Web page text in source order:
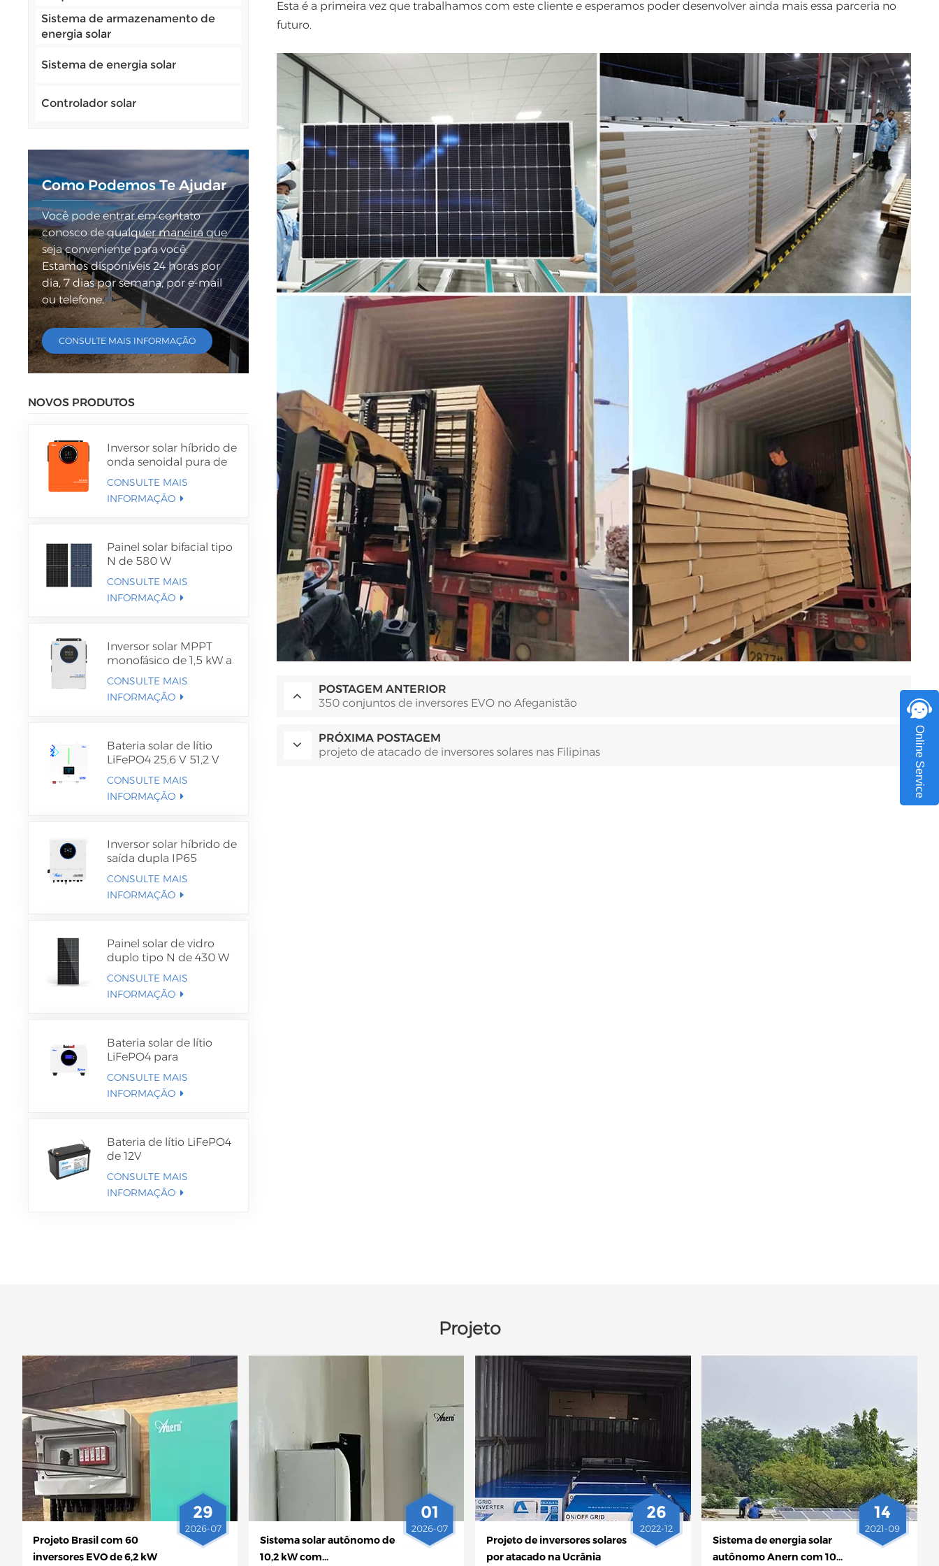
اللغة العربية
Indonesia
українська
Sistema de armazenamento de
energia solar
Sistema de energia solar
Controlador solar
Como Podemos Te Ajudar
Você pode entrar em contato
conosco de qualquer maneira que
seja conveniente para você.
Estamos disponíveis 24 horas por
dia, 7 dias por semana, por e-mail
ou telefone.
CONSULTE MAIS INFORMAÇÃO
NOVOS PRODUTOS
Inversor solar híbrido de
onda senoidal pura de
4,2 kW e 6,2 kW
CONSULTE MAIS
INFORMAÇÃO
Painel solar bifacial tipo
N de 580 W
CONSULTE MAIS
INFORMAÇÃO
Inversor solar MPPT
monofásico de 1,5 kW a
12 kW
CONSULTE MAIS
INFORMAÇÃO
Bateria solar de lítio
LiFePO4 25,6 V 51,2 V
CONSULTE MAIS
INFORMAÇÃO
Inversor solar híbrido de
saída dupla IP65
CONSULTE MAIS
INFORMAÇÃO
Painel solar de vidro
duplo tipo N de 430 W
CONSULTE MAIS
INFORMAÇÃO
Bateria solar de lítio
LiFePO4 para
montagem na
parede/chão
CONSULTE MAIS
INFORMAÇÃO
Bateria de lítio LiFePO4
de 12V
CONSULTE MAIS
INFORMAÇÃO
Esta é a primeira vez que trabalhamos com este cliente e esperamos poder desenvolver ainda mais essa parceria no
futuro.
POSTAGEM ANTERIOR
350 conjuntos de inversores EVO no Afeganistão
PRÓXIMA POSTAGEM
projeto de atacado de inversores solares nas Filipinas
Projeto
29
2026-07
Projeto Brasil com 60
inversores EVO de 6,2 kW
01
2026-07
Sistema solar autônomo de
10,2 kW com
26
2022-12
Projeto de inversores solares
por atacado na Ucrânia
14
2021-09
Sistema de energia solar
autônomo Anern com 10
Online Service